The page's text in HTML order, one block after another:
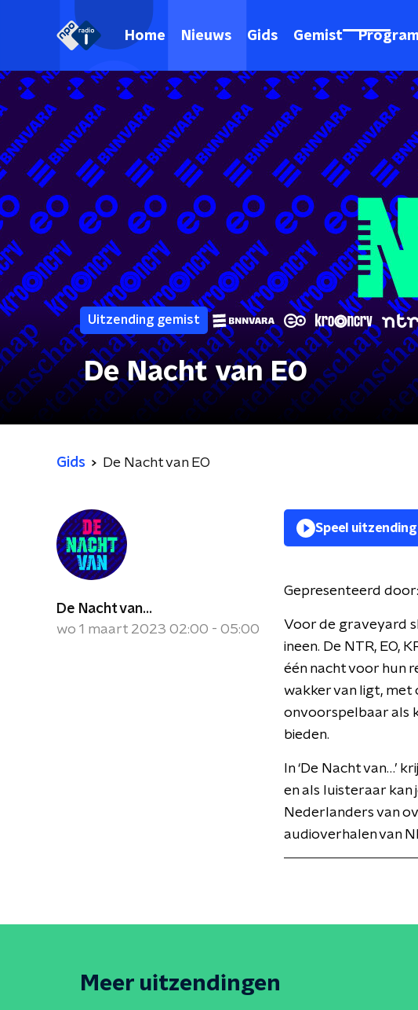
Home Nieuws Gids Gemist
Uitzending gemist
De Nacht van EO
Gids De Nacht van EO
De Nacht van...
wo 1 maart 2023 02:00 - 05:00
Speel
Gepresenteerd door:
Voor de graveyard
ineen. De NTR, EO,
één nacht voor hun
wakker van ligt, met
onvoorspelbaar als
bieden.
In ‘De Nacht van…’
en als luisteraar kan
Nederlanders van
audioverhalen van
Meer uitzendingen